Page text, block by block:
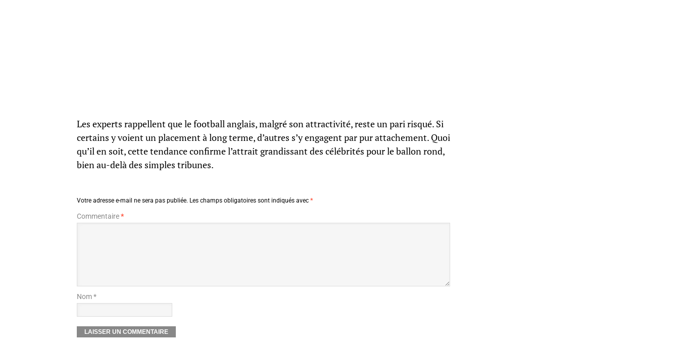
Les experts rappellent que le football anglais, malgré son attractivité, reste un pari risqué. Si
certains y voient un placement à long terme, d’autres s’y engagent par pur attachement. Quoi
qu’il en soit, cette tendance confirme l’attrait grandissant des célébrités pour le ballon rond,
bien au-delà des simples tribunes.
Votre adresse e-mail ne sera pas publiée. Les champs obligatoires sont indiqués avec *
Commentaire*
Nom *